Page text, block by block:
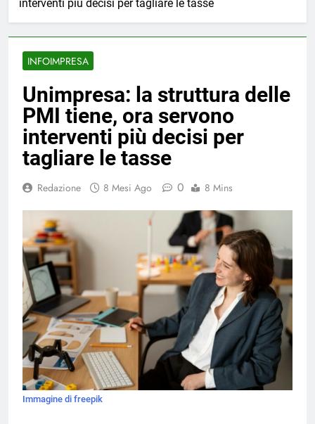
interventi più decisi per tagliare le tasse
INFOIMPRESA
Unimpresa: la struttura delle
PMI tiene, ora servono
interventi più decisi per
tagliare le tasse
Redazione 8 Mesi Ago 0 8 Mins
Immagine di freepik